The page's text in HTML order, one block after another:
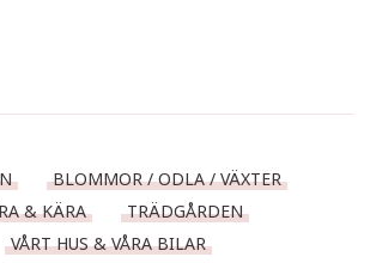
BLOMMOR / ODLA / VÄXTER
& KÄRA
TRÄDGÅRDEN
VÅRT HUS & VÅRA BILAR